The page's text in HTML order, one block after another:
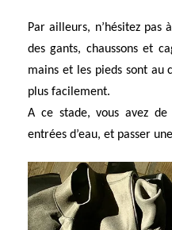
Par ailleurs, n’hésitez pas
des gants, chaussons et
mains et les pieds sont au
plus facilement.
A ce stade, vous avez de
entrées d’eau, et passer